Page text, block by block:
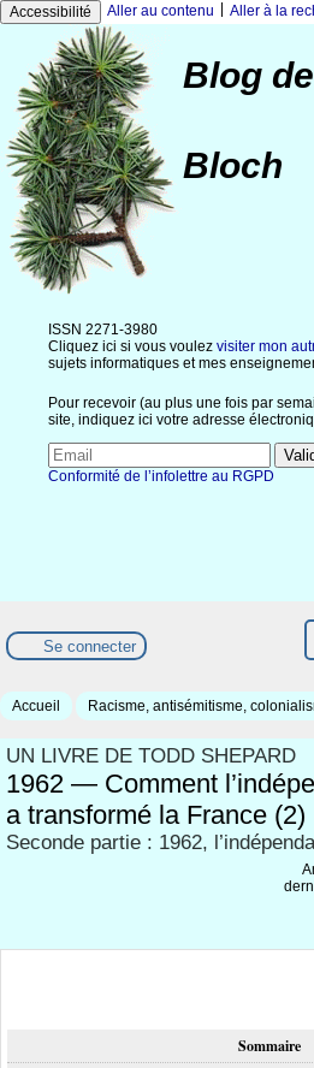
Accessibilité Aller au contenu Aller à la
Blog
Bloch
ISSN 2271-3980
Cliquez ici si vous voulez visiter mon
sujets informatiques et mes
Pour recevoir (au plus une fois par
site, indiquez ici votre adresse
Conformité de l’infolettre au RGPD
Se connecter
Accueil Racisme, antisémitisme,
UN LIVRE DE TODD SHEPARD
1962 — Comment
a transformé la France (2)
Seconde partie : 1962,
Sommaire